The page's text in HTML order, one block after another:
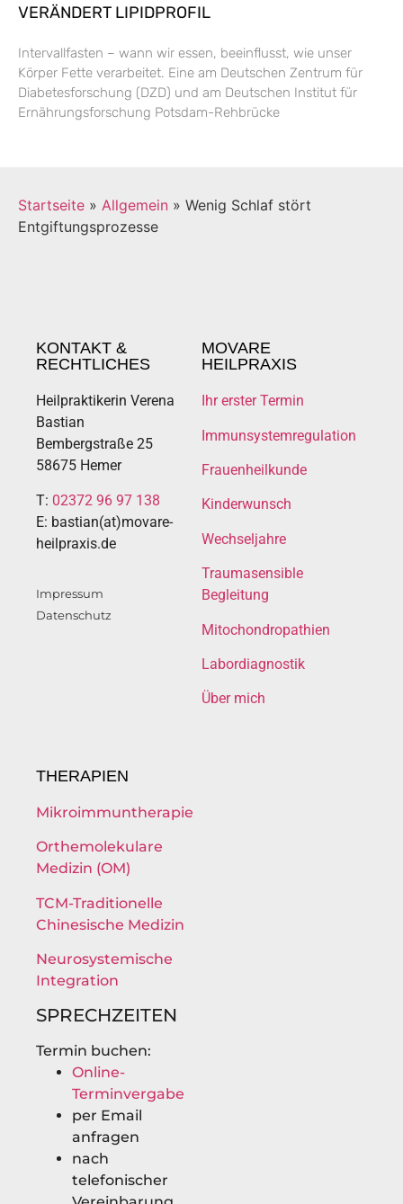
VERÄNDERT LIPIDPROFIL
Intervallfasten – wann wir essen, beeinflusst, wie unser
Körper Fette verarbeitet. Eine am Deutschen Zentrum für
Diabetesforschung (DZD) und am Deutschen Institut für
Ernährungsforschung Potsdam-Rehbrücke
Startseite » Allgemein » Wenig Schlaf stört
Entgiftungsprozesse
KONTAKT &
RECHTLICHES
Heilpraktikerin Verena
Bastian
Bembergstraße 25
58675 Hemer
T: 02372 96 97 138
E: bastian(at)movare-
heilpraxis.de
Impressum
Datenschutz
MOVARE
HEILPRAXIS
Ihr erster Termin
Immunsystemregulation
Frauenheilkunde
Kinderwunsch
Wechseljahre
Traumasensible
Begleitung
Mitochondropathien
Labordiagnostik
Über mich
THERAPIEN
Mikroimmuntherapie
Orthemolekulare
Medizin (OM)
TCM-Traditionelle
Chinesische Medizin
Neurosystemische
Integration
SPRECHZEITEN
Termin buchen:
Online-
Terminvergabe
per Email
anfragen
nach
telefonischer